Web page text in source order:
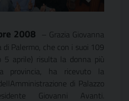
2008 – Grazia Giovanna
di Palermo, che con i suoi 109
5 aprile) risulta la donna più
provincia, ha ricevuto la
di Palazzo
Giovanni Avanti.